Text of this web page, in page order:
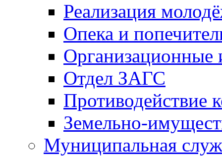
Реализация
Опека и
Отдел ЗАГС
Противодействие
Земельно-
Муниципальная